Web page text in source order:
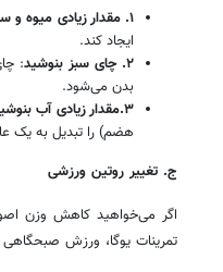
۱.مقدار زیادی میوه و
ایجاد کند.
۲.چای سبز بنوشید:
بدن می‌شود.
۳.مقدار زیادی آب
هضم) را تبدیل به یک
ج. تغییر روتین ورزشی
اگر می‌خواهید کاهش وزن
تمرینات یوگا، ورزش